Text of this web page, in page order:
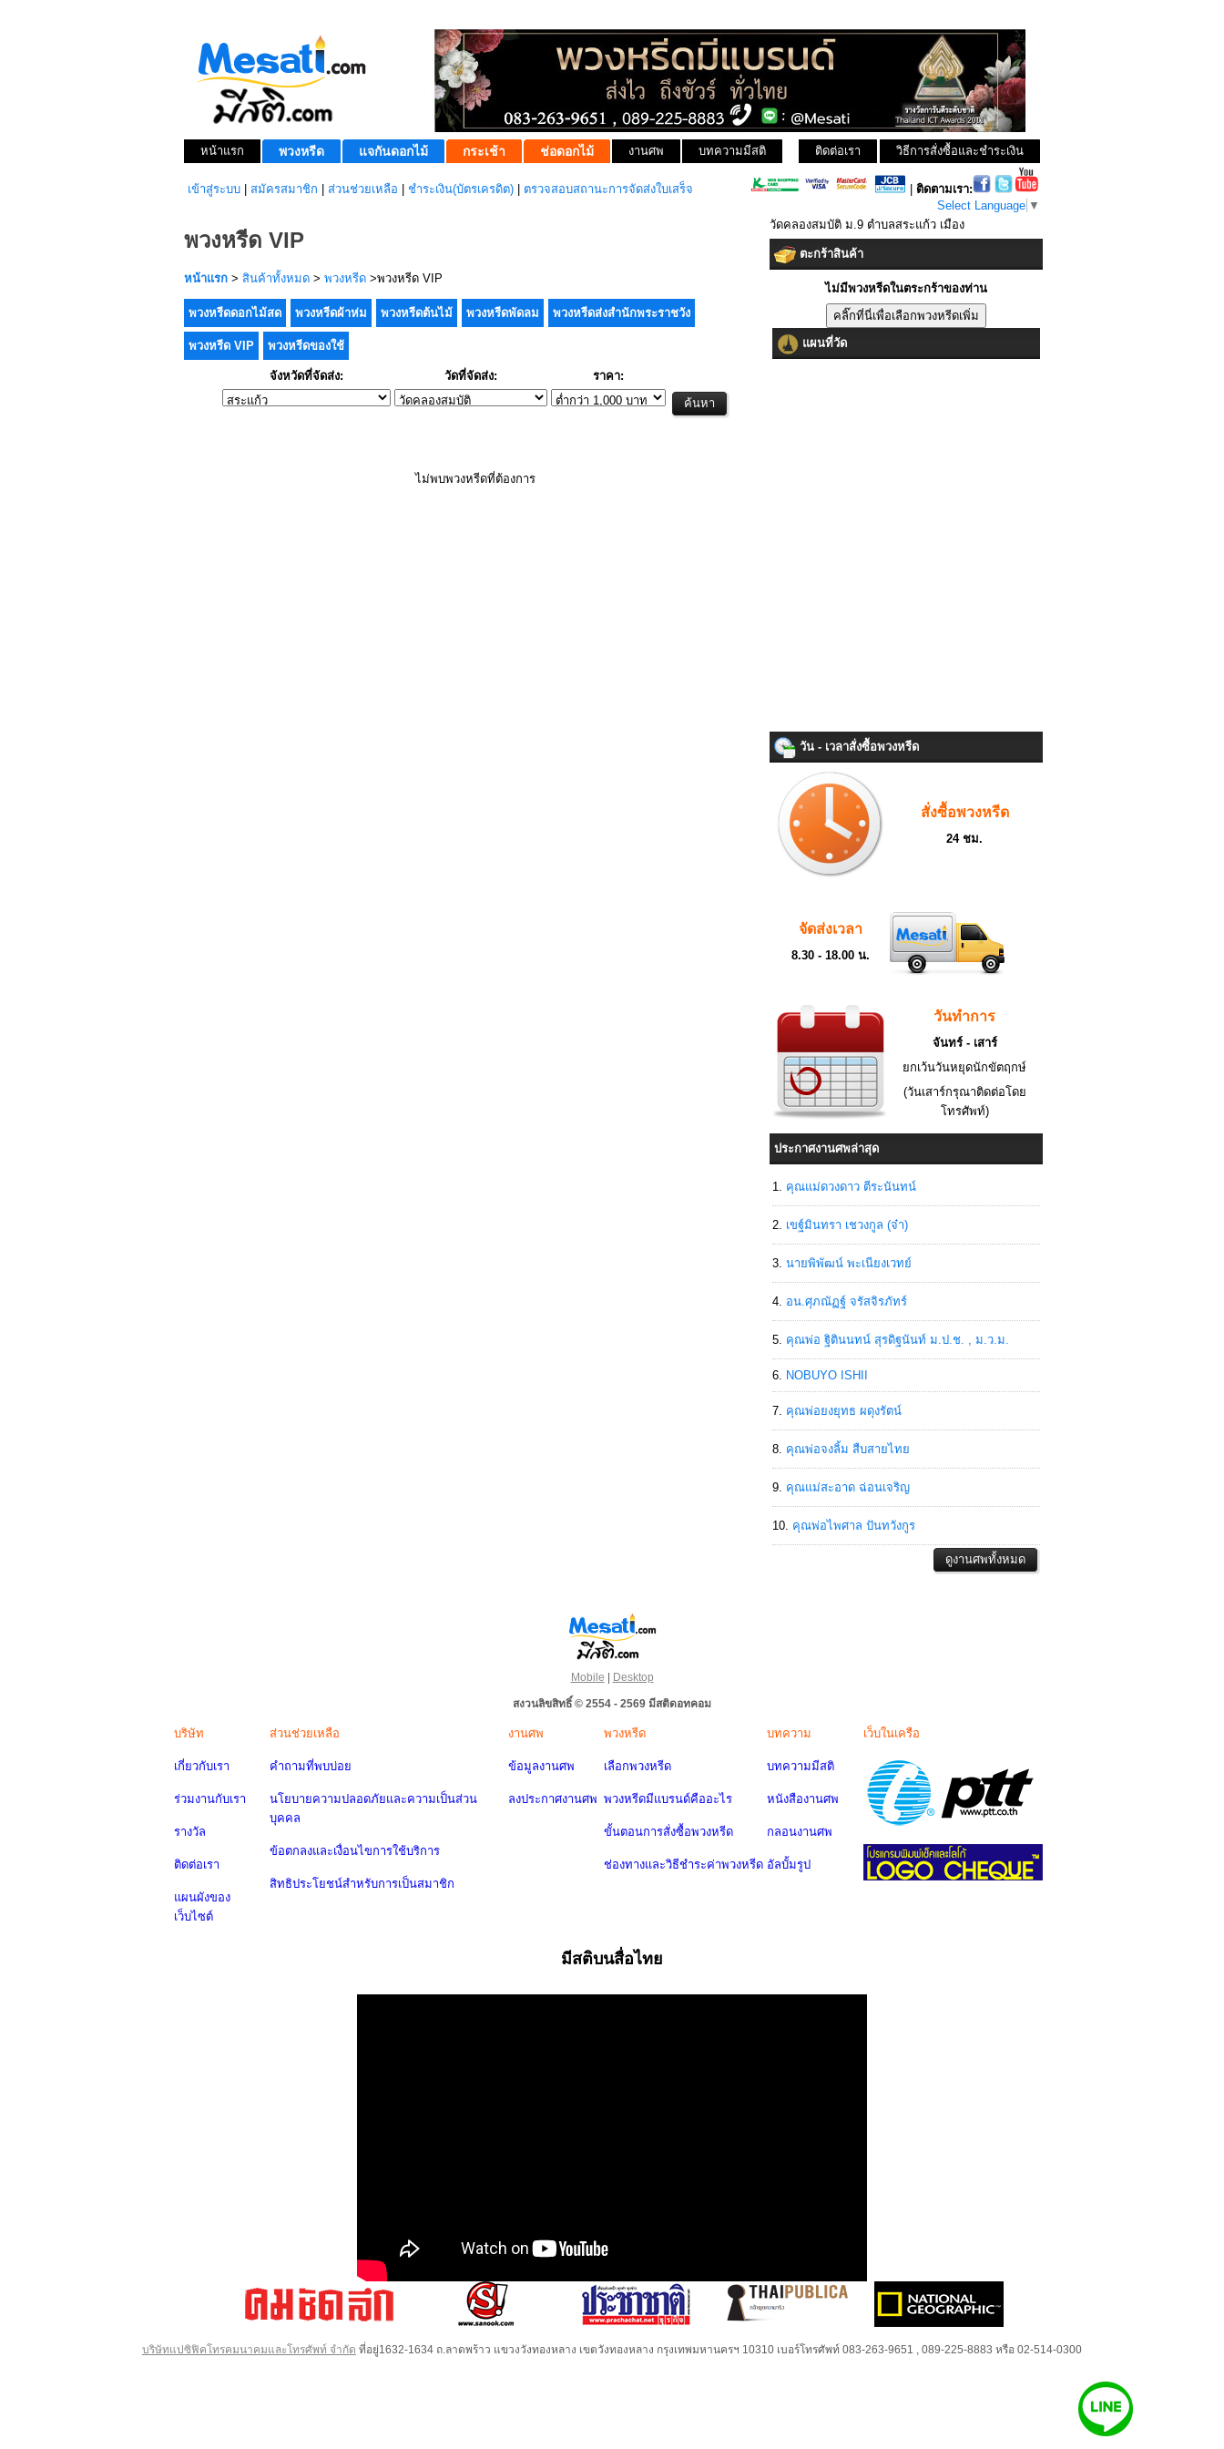
หน้าแรก พวงหรีด แจกันดอกไม้ กระเช้า ช่อดอกไม้ งานศพ บทความมีสติ วิธีการสั่งซื้อและชำระเงิน
ติดต่อเรา
เข้าสู่ระบบ สมัครสมาชิก ส่วนช่วยเหลือ ชำระเงิน(บัตรเครดิต) ตรวจสอบสถานะการจัดส่งใบเสร็จ
ติดตามเรา:
Select Language ▼
พวงหรีด VIP
หน้าแรก > สินค้าทั้งหมด > พวงหรีด >พวงหรีด VIP
พวงหรีดดอกไม้สด พวงหรีดผ้าห่ม พวงหรีดต้นไม้ พวงหรีดพัดลม พวงหรีดส่งสำนักพระราชวัง
พวงหรีด VIP พวงหรีดของใช้
จังหวัดที่จัดส่ง: วัดที่จัดส่ง: ราคา:
ไม่พบพวงหรีดที่ต้องการ
วัดคลองสมบัติ ม.9 ตำบลสระแก้ว เมือง
ตะกร้าสินค้า
ไม่มีพวงหรีดในตระกร้าของท่าน
แผนที่วัด
วัน - เวลาสั่งซื้อพวงหรีด
สั่งซื้อพวงหรีด
24 ชม.
จัดส่งเวลา
8.30 - 18.00 น.
วันทำการ
จันทร์ - เสาร์
ยกเว้นวันหยุดนักขัตฤกษ์
(วันเสาร์กรุณาติดต่อโดย
โทรศัพท์)
ประกาศงานศพล่าสุด
คุณแม่ดวงดาว ตีระนันทน์
เขฐ์มินทรา เชวงกูล (จ๋า)
นายพิพัฒน์ พะเนียงเวทย์
อน.ศุภณัฏฐ์ จรัสจิรภัทร์
คุณพ่อ ฐิตินนทน์ สุรดิฐนันท์ ม.ป.ช. , ม.ว.ม.
NOBUYO ISHII
คุณพ่อยงยุทธ ผดุงรัตน์
คุณพ่อจงลิ้ม สืบสายไทย
คุณแม่สะอาด ฉ่อนเจริญ
คุณพ่อไพศาล ปันทวังกูร
Mobile | Desktop
สงวนลิขสิทธิ์ © 2554 - 2569 มีสติดอทคอม
บริษัท
เกี่ยวกับเรา
ร่วมงานกับเรา
รางวัล
ติดต่อเรา
แผนผังของ
เว็บไซต์
ส่วนช่วยเหลือ
คำถามที่พบบ่อย
นโยบายความปลอดภัยและความเป็นส่วน
บุคคล
ข้อตกลงและเงื่อนไขการใช้บริการ
สิทธิประโยชน์สำหรับการเป็นสมาชิก
งานศพ
ข้อมูลงานศพ
ลงประกาศงานศพ
พวงหรีด
เลือกพวงหรีด
พวงหรีดมีแบรนด์คืออะไร
ขั้นตอนการสั่งซื้อพวงหรีด
ช่องทางและวิธีชำระค่าพวงหรีด
บทความ
บทความมีสติ
หนังสืองานศพ
กลอนงานศพ
อัลบั้มรูป
เว็บในเครือ
มีสติบนสื่อไทย
บริษัทแปซิฟิคโทรคมนาคมและโทรศัพท์ จำกัด ที่อยู่1632-1634 ถ.ลาดพร้าว แขวงวังทองหลาง เขตวังทองหลาง กรุงเทพมหานครฯ 10310 เบอร์โทรศัพท์ 083-263-9651 , 089-225-8883 หรือ 02-514-0300